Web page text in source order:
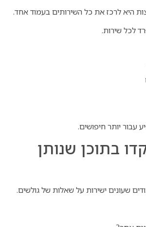
היא לרכז את כל השירותים בעמוד אחד.
לכל שירות.
עבור יותר חיפושים.
בתוכן שנותן
שעונים ישירות על שאלות של גולשים.